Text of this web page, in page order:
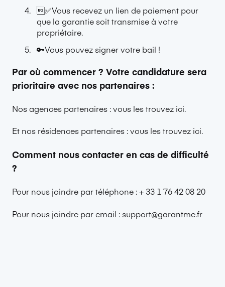
✅Vous recevez un lien de paiement pour
que la garantie soit transmise à votre
propriétaire.
🔑Vous pouvez signer votre bail !
Par où commencer ? Votre candidature sera
prioritaire avec nos partenaires :
Nos agences partenaires :vous les trouvez ici.
Et nos résidences partenaires :vous les trouvez ici.
Comment nous contacter en cas de difficulté
?
Pour nous joindre par téléphone : + 33 1 76 42 08 20
Pour nous joindre par email : support@garantme.fr